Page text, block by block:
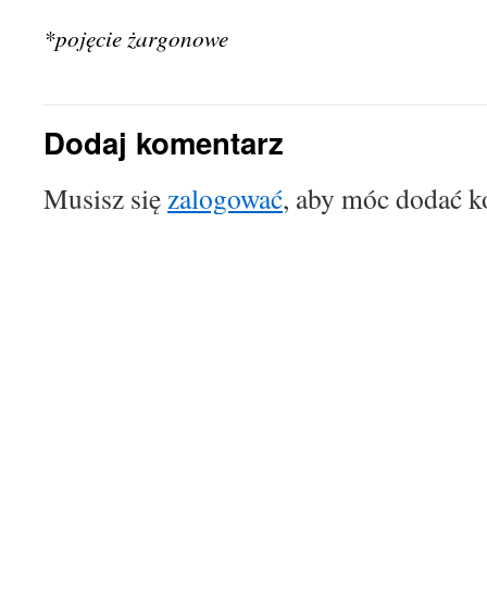
*pojęcie żargonowe
Dodaj komentarz
Musisz sięzalogować, aby móc dodać